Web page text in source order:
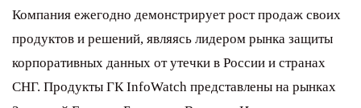
Компания ежегодно демонстрирует рост продаж своих
продуктов и решений, являясь лидером рынка защиты
корпоративных данных от утечки в России и странах
СНГ. Продукты ГК InfoWatch представлены на рынках